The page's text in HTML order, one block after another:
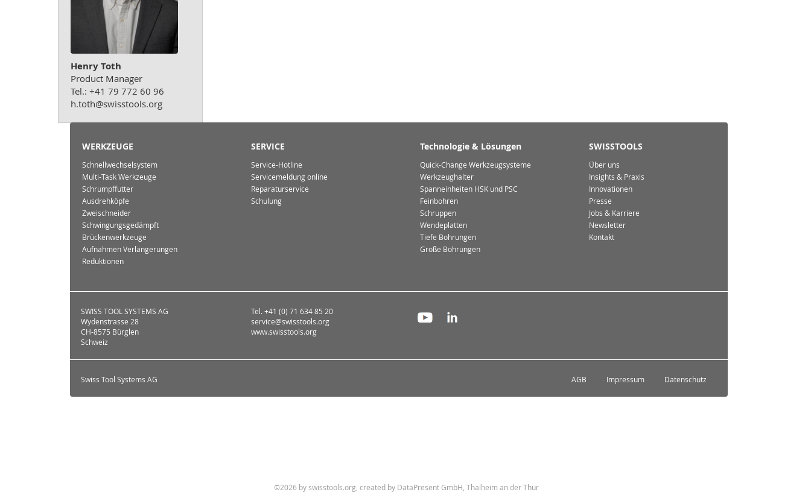
Henry Toth
Product Manager
Tel.: +41 79 772 60 96
h.toth@swisstools.org
WERKZEUGE
Schnellwechselsystem
Multi-Task Werkzeuge
Schrumpffutter
Ausdrehköpfe
Zweischneider
Schwingungsgedämpft
Brückenwerkzeuge
Aufnahmen Verlängerungen
Reduktionen
SERVICE
Service-Hotline
Servicemeldung online
Reparaturservice
Schulung
Technologie & Lösungen
Quick-Change Werkzeugsysteme
Werkzeughalter
Spanneinheiten HSK und PSC
Feinbohren
Schruppen
Wendeplatten
Tiefe Bohrungen
Große Bohrungen
SWISSTOOLS
Über uns
Insights & Praxis
Innovationen
Presse
Jobs & Karriere
Newsletter
Kontakt
SWISS TOOL SYSTEMS AG
Wydenstrasse 28
CH-8575 Bürglen
Schweiz
Tel. +41 (0) 71 634 85 20
service@swisstools.org
www.swisstools.org
Swiss Tool Systems AG AGB Impressum Datenschutz
©2026 by swisstools.org, created by DataPresent GmbH, Thalheim an der Thur